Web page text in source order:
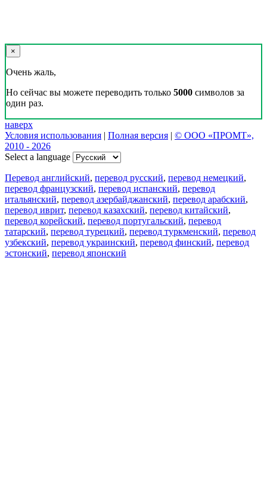
×
Очень жаль,
Но сейчас вы можете переводить только 5000 символов за
один раз.
наверх
Условия использования | Полная версия | © ООО «ПРОМТ»,
2010 - 2026
Select a language
Перевод английский, перевод русский, перевод немецкий,
перевод французский, перевод испанский, перевод
итальянский, перевод азербайджанский, перевод арабский,
перевод иврит, перевод казахский, перевод китайский,
перевод корейский, перевод португальский, перевод
татарский, перевод турецкий, перевод туркменский, перевод
узбекский, перевод украинский, перевод финский, перевод
эстонский, перевод японский